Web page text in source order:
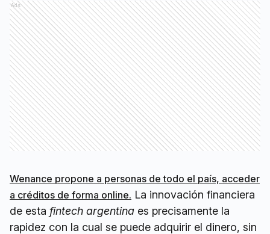
Ads
Wenance propone a personas de todo el país, acceder
a créditos de forma online. La innovación financiera
de esta fintech argentina es precisamente la
rapidez con la cual se puede adquirir el dinero, sin